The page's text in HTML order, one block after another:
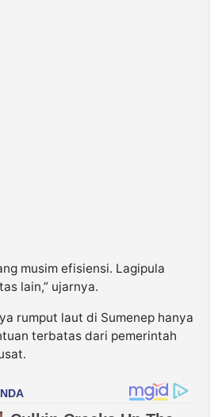
musim efisiensi. Lagipula
lain,” ujarnya.
rumput laut di Sumenep hanya
terbatas dari pemerintah